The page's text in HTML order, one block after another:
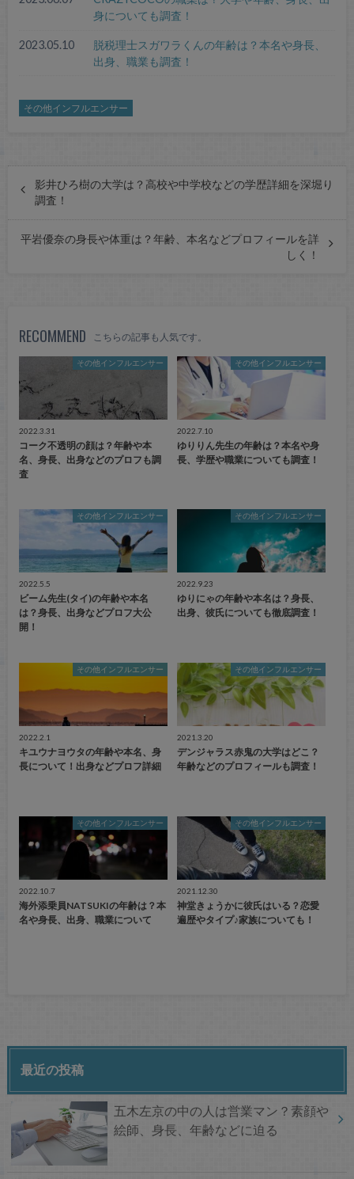
身についても調査！
2023.05.10
脱税理士スガワラくんの年齢は？本名や身長、
出身、職業も調査！
その他インフルエンサー
影井ひろ樹の大学は？高校や中学校などの学歴詳細を深堀り
調査！
平岩優奈の身長や体重は？年齢、本名などプロフィールを詳
しく！
RECOMMEND こちらの記事も人気です。
その他インフルエンサー
2022.3.31
コーク不透明の顔は？年齢や本
名、身長、出身などのプロフも調
査
その他インフルエンサー
2022.7.10
ゆりりん先生の年齢は？本名や身
長、学歴や職業についても調査！
その他インフルエンサー
2022.5.5
ビーム先生(タイ)の年齢や本名
は？身長、出身などプロフ大公
開！
その他インフルエンサー
2022.9.23
ゆりにゃの年齢や本名は？身長、
出身、彼氏についても徹底調査！
その他インフルエンサー
2022.2.1
キユウナヨウタの年齢や本名、身
長について！出身などプロフ詳細
その他インフルエンサー
2021.3.20
デンジャラス赤鬼の大学はどこ？
年齢などのプロフィールも調査！
その他インフルエンサー
2022.10.7
海外添乗員NATSUKIの年齢は？本
名や身長、出身、職業について
その他インフルエンサー
2021.12.30
神堂きょうかに彼氏はいる？恋愛
遍歴やタイプ♪家族についても！
最近の投稿
五木左京の中の人は営業マン？素顔や
絵師、身長、年齢などに迫る